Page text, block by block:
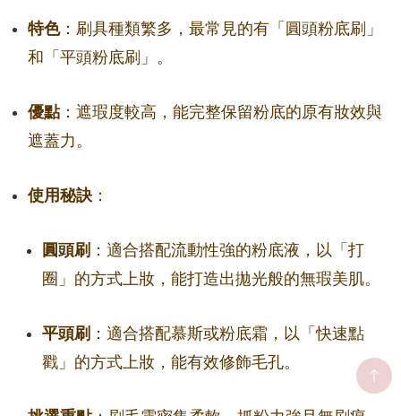
特色：刷具種類繁多，最常見的有「圓頭粉底刷」
和「平頭粉底刷」。
優點：遮瑕度較高，能完整保留粉底的原有妝效與
遮蓋力。
使用秘訣 ：
圓頭刷 ：適合搭配流動性強的粉底液，以「打
圈」的方式上妝，能打造出拋光般的無瑕美肌。
平頭刷 ：適合搭配慕斯或粉底霜，以「快速點
戳」的方式上妝，能有效修飾毛孔。